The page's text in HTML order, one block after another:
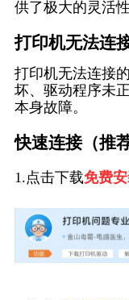
供了极大的灵活
打印机无法连
打印机无法连接
坏、驱动程序未
本身故障。
快速连接（推荐
1.点击下载免费